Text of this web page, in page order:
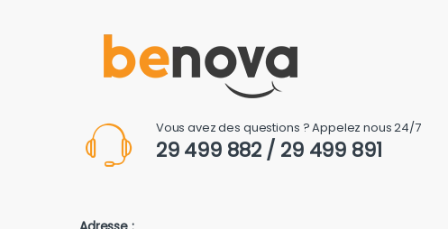
Vous avez des questions ? Appelez nous 24/7
29 499 882 / 29 499 891